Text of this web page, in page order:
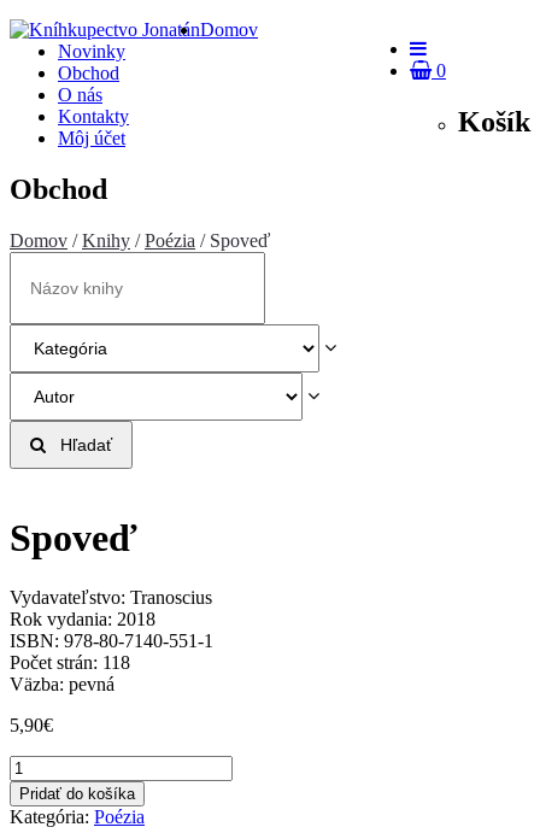
0
Košík
Domov
Novinky
Obchod
O nás
Kontakty
Môj účet
Obchod
Domov /Knihy /Poézia / Spoveď
Hľadať
Spoveď
Vydavateľstvo: Tranoscius
Rok vydania: 2018
ISBN: 978-80-7140-551-1
Počet strán: 118
Väzba: pevná
5,90€
množstvo
Spoveď
Pridať do košíka
Kategória: Poézia